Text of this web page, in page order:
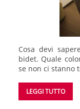
Cosa devi
bidet. Quale
se non ci stanno
LEGGI TUTTO